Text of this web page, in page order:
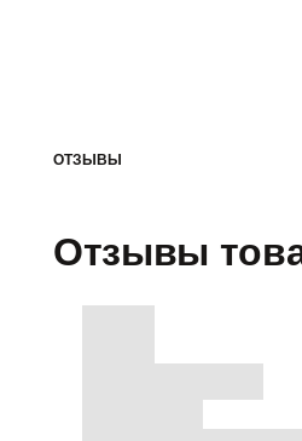
ОТЗЫВЫ
Отзывы